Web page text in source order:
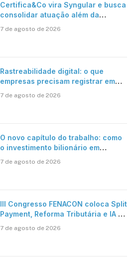
Certifica&Co vira Syngular e busca
consolidar atuação além da
7 de agosto de 2026
Rastreabilidade digital: o que
empresas precisam registrar em
7 de agosto de 2026
O novo capítulo do trabalho: como
o investimento bilionário em
verdadeira era da inteligência
7 de agosto de 2026
III Congresso FENACON coloca Split
Payment, Reforma Tributária e IA no
7 de agosto de 2026